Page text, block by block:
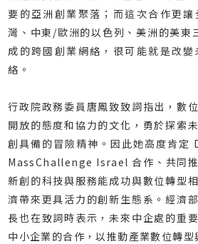
要的亞洲創業聚落；而這次合作更
灣、中東/歐洲的以色列、美洲的美
成的跨國創業網絡，很可能就是改
絡。
行政院政務委員唐鳳致致詞指出，數
開放的態度和協力的文化，勇於探索
創具備的冒險精神。因此她高度肯定
MassChallenge Israel 合作、共同
新創的科技與服務能成功與數位轉型
濟帶來更具活力的創新生態系。經濟
長也在致詞時表示，未來中企處的重
中小企業的合作，以推動產業數位轉型